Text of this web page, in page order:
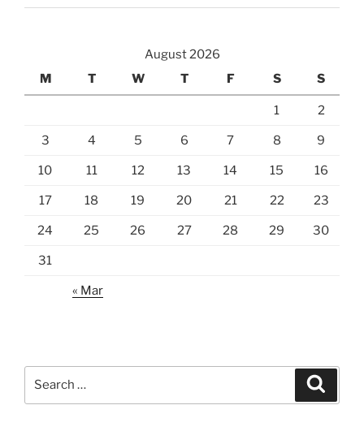
August 2026
M
T W T F S S
1 2
3 4 5 6 7 8 9
10 11 12 13 14 15 16
17 18 19 20 21 22 23
24 25 26 27 28 29 30
31
« Mar